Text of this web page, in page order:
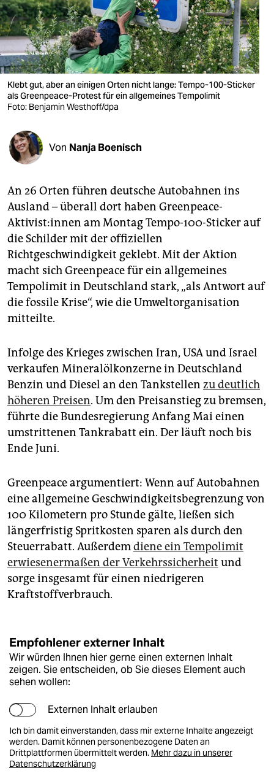
verlag
veranstaltungen
shop
fragen & hilfe
unterstützen
abo
genossenschaft
epaper login
Klebt gut, aber an einigen Orten nicht lange: Tempo-100-Sticker
als Greenpeace-Protest für ein allgemeines Tempolimit
Foto: Benjamin Westhoff/dpa
Von Nanja Boenisch
An 26 Orten führen deutsche Autobahnen ins
Ausland – überall dort haben Greenpeace-
Aktivist:innen am Montag Tempo-100-Sticker auf
die Schilder mit der offiziellen
Richtgeschwindigkeit geklebt. Mit der Aktion
macht sich Greenpeace für ein allgemeines
Tempolimit in Deutschland stark, „als Antwort auf
die fossile Krise“, wie die Umweltorganisation
mitteilte.
Infolge des Krieges zwischen Iran, USA und Israel
verkaufen Mineralölkonzerne in Deutschland
Benzin und Diesel an den Tankstellen zu deutlich
höheren Preisen. Um den Preisanstieg zu bremsen,
führte die Bundesregierung Anfang Mai einen
umstrittenen Tankrabatt ein. Der läuft noch bis
Ende Juni.
Greenpeace argumentiert: Wenn auf Autobahnen
eine allgemeine Geschwindigkeitsbegrenzung von
100 Kilometern pro Stunde gälte, ließen sich
längerfristig Spritkosten sparen als durch den
Steuerrabatt. Außerdemdiene ein Tempolimit
erwiesenermaßen der Verkehrssicherheit und
sorge insgesamt für einen niedrigeren
Kraftstoffverbrauch.
Empfohlener externer Inhalt
Wir würden Ihnen hier gerne einen externen Inhalt
zeigen. Sie entscheiden, ob Sie dieses Element auch
sehen wollen:
Externen Inhalt erlauben
Ich bin damit einverstanden, dass mir externe Inhalte angezeigt
werden. Damit können personenbezogene Daten an
Drittplattformen übermittelt werden. Mehr dazu in unserer
Datenschutzerklärung